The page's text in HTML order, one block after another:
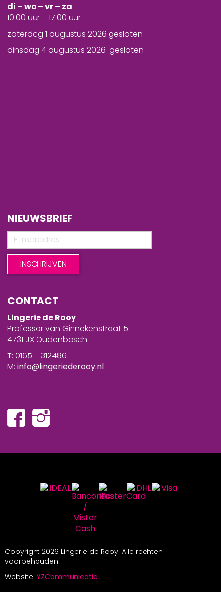
di – wo – vr – za
10.00 uur – 17.00 uur
zaterdag 1 augustus 2026 gesloten
dinsdag 4 augustus 2026 gesloten
NIEUWSBRIEF
CONTACT
Lingerie de Rooy
Professor van Ginnekenstraat 5
4731 JX Oudenbosch
T: 0165 – 312486
M: info@lingeriederooy.nl
Copyright 2026 Lingerie de Rooy. Alle rechten
voorbehouden.
Website: YZCommunicatie